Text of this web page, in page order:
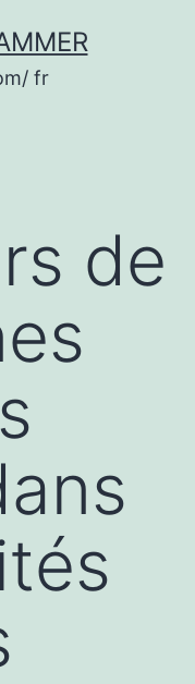
fr
de